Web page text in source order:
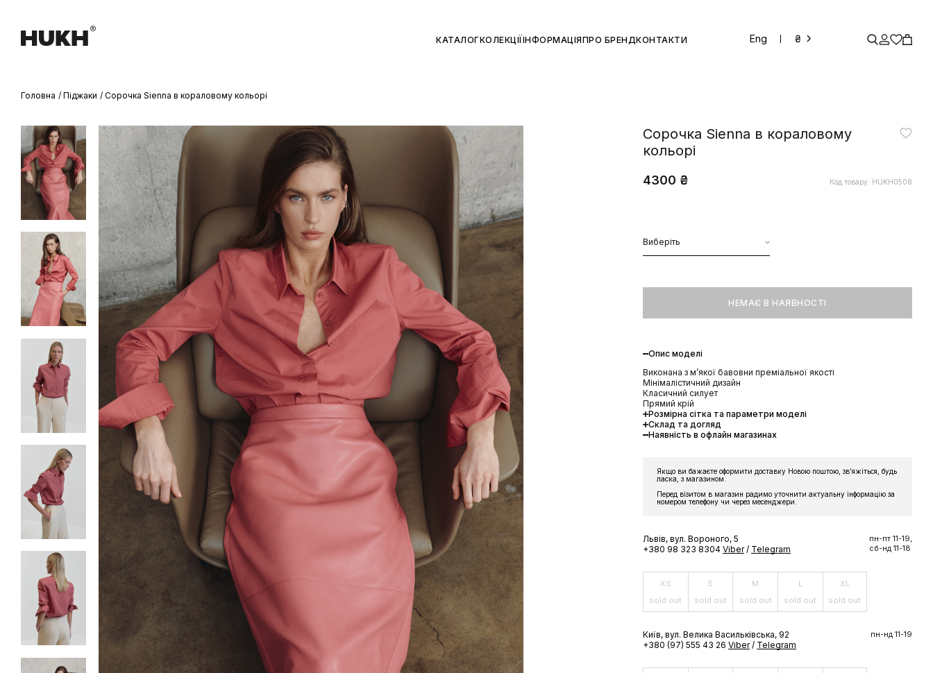
КАТАЛОГКОЛЕКЦІЇ ІНФОРМАЦІЯПРО БРЕНДКОНТАКТИ Eng ₴
Головна Піджаки Сорочка Sienna в кораловому кольорі
Сорочка Sienna в кораловому
кольорі
4300 ₴ Код товару: HUKH0508
Виберіть
НЕМАЄ В НАЯВНОСТІ
Опис моделі
Виконана з мʼякої бавовни преміальної якості
Мінімалістичний дизайн
Класичний силует
Прямий крій
Розмірна сітка та параметри моделі
Склад та догляд
Наявність в офлайн магазинах
Якщо ви бажаєте оформити доставку Новою поштою, звʼяжіться, будь
ласка, з магазином.
Перед візитом в магазин радимо уточнити актуальну інформацію за
номером телефону чи через месенджери.
Львів, вул. Вороного, 5
+380 98 323 8304 Viber / Telegram
пн-пт 11-19,
сб-нд 11-18
XS
sold out
S
sold out
M
sold out
L
sold out
XL
sold out
Київ, вул. Велика Васильківська, 92
+380 (97) 555 43 26 Viber / Telegram
пн-нд 11-19
ЗНИЖКА 10% НА ПЕРШЕ